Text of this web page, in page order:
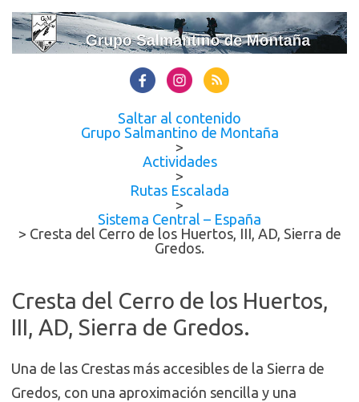
Saltar al contenido
Grupo Salmantino de Montaña
>
Actividades
>
Rutas Escalada
>
Sistema Central – España
> Cresta del Cerro de los Huertos, III, AD, Sierra de
Gredos.
Cresta del Cerro de los Huertos,
III, AD, Sierra de Gredos.
Una de las Crestas más accesibles de la Sierra de
Gredos, con una aproximación sencilla y una